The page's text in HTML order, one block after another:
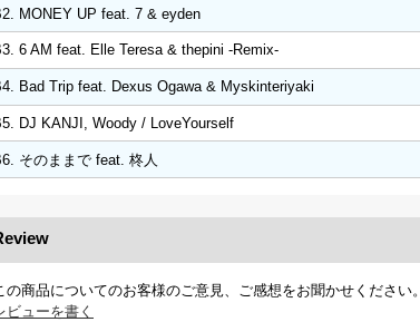
MONEY UP feat. 7 & eyden
6 AM feat. Elle Teresa & thepini -Remix-
Bad Trip feat. Dexus Ogawa & Myskinteriyaki
DJ KANJI, Woody / LoveYourself
そのままで feat. 柊人
の商品についてのお客様のご意見、ご感想をお聞かせください。
ビューを書く